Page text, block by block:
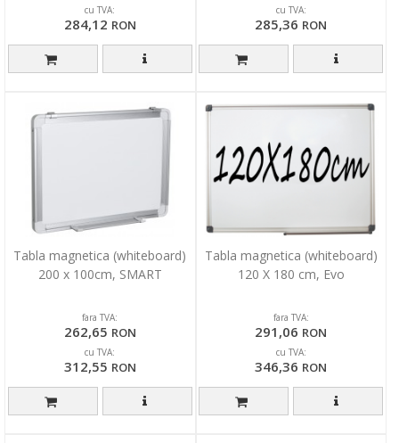
cu TVA:
284,12 RON
cu TVA:
285,36 RON
Tabla magnetica (whiteboard)
200 x 100cm, SMART
fara TVA:
262,65 RON
cu TVA:
312,55 RON
Tabla magnetica (whiteboard)
120 X 180 cm, Evo
fara TVA:
291,06 RON
cu TVA:
346,36 RON